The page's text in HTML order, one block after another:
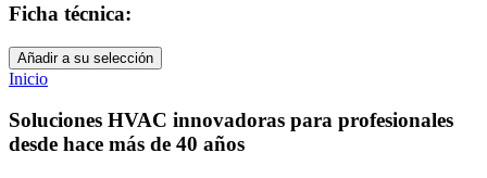
Ficha técnica:
Añadir a su selección
Inicio
Soluciones HVAC innovadoras para profesionales
desde hace más de 40 años